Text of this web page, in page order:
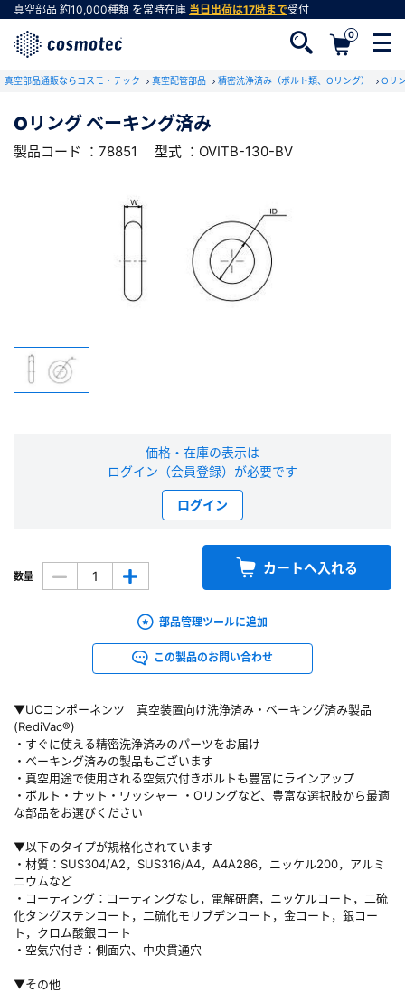
真空部品 約10,000種類 を常時在庫 当日出荷は17時まで受付
0
真空部品通販ならコスモ・テック 真空配管部品 精密洗浄済み（ボルト類、Oリング） Oリ
Oリング ベーキング済み
製品コード ：78851 型式 ：OVITB-130-BV
▼UCコンポーネンツ 真空装置向け洗浄済み・ベーキング済み製品
(RediVac®)
・すぐに使える精密洗浄済みのパーツをお届け
・ベーキング済みの製品もございます
・真空用途で使用される空気穴付きボルトも豊富にラインアップ
・ボルト・ナット・ワッシャー ・Oリングなど、豊富な選択肢から最適
な部品をお選びください
▼以下のタイプが規格化されています
・材質：SUS304/A2，SUS316/A4，A4A286，ニッケル200，アルミ
ニウムなど
・コーティング：コーティングなし，電解研磨，ニッケルコート，二硫
化タングステンコート，二硫化モリブデンコート，金コート，銀コー
ト，クロム酸銀コート
・空気穴付き：側面穴、中央貫通穴
▼その他
価格・在庫の表示は
ログイン（会員登録）が必要です
ログイン
数量 カートへ入れる
部品管理ツールに追加
この製品のお問い合わせ
RoHS2適合報告書のダウンロード
下記製品のRoHS2適合報告書のダウンロードをします。
Oリング ベーキング済み
会社・学校・研究機関名 必須
会員登録がお済みでない方
新規会員登録（無料）
※新規会員登録をお申し込み頂いてから本登録となるまで、数日間かかる場合
があります。また当社の判断によりお断りする場合があります。
会員の方はこちら
※パスワードをお忘れの方は、パスワード再発行ページへ
※メールアドレスを忘れた方は、お問い合わせページよりお問い合わせくださ